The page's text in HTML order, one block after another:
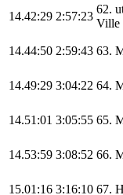
14.42:29 2:57:23
62.
Ville
14.44:50 2:59:43 63.
14.49:29 3:04:22 64.
14.51:01 3:05:55 65.
14.53:59 3:08:52 66.
15.01:16 3:16:10 67.